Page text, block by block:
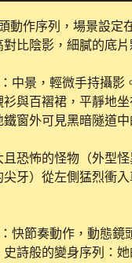
作序列，場景設定
比陰影，細膩的底
，輕微手持攝影
與百褶裙，平靜地
窗外可見黑暗隧道中
恐怖的怪物（外型
牙）從左側猛烈衝
奏動作，動態鏡頭
詩般的變身序列：